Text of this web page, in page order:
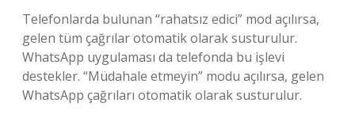
Telefonlarda bulunan “rahatsız edici” mod açılırsa,
gelen tüm çağrılar otomatik olarak susturulur.
WhatsApp uygulaması da telefonda bu işlevi
destekler. “Müdahale etmeyin” modu açılırsa, gelen
WhatsApp çağrıları otomatik olarak susturulur.